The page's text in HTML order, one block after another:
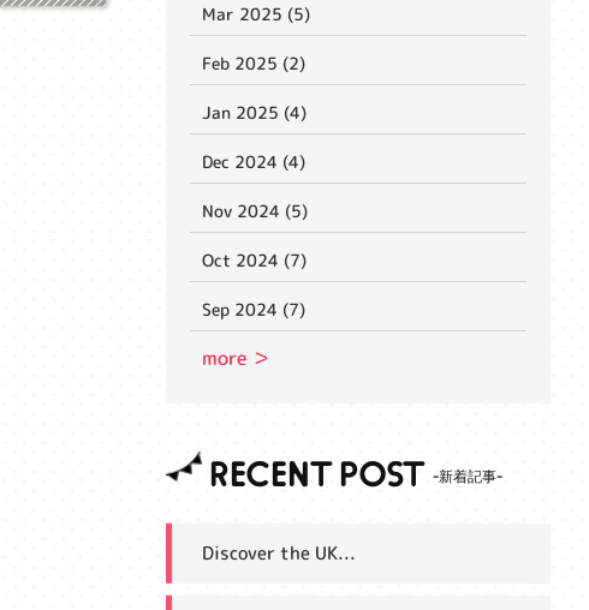
Mar 2025 (5)
Feb 2025 (2)
Jan 2025 (4)
Dec 2024 (4)
Nov 2024 (5)
Oct 2024 (7)
Sep 2024 (7)
more ＞
RECENT POST
Discover the UK...